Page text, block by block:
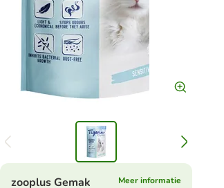
zooplus Gemak
Meer informatie